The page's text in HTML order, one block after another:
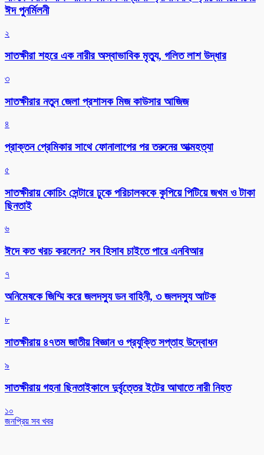
ঈদ পুনর্মিলনী
২
সাতক্ষীরা শহরে এক নারীর অস্বাভাবিক মৃত্যু, গলিত লাশ উদ্ধার
৩
সাতক্ষীরার নতুন জেলা প্রশাসক মিজ কাউসার আজিজ
৪
প্রাক্তন প্রেমিকার সাথে ফোনালাপের পর তরুনের আত্মহত্যা
৫
সাতক্ষীরায় কোচিং সেন্টারে ঢুকে পরিচালককে কুপিয়ে পিটিয়ে জখম ও টাকা
ছিনতাই
৬
ঈদে কত খরচ করলেন? সব হিসাব চাইতে পারে এনবিআর
৭
অনিমেষকে জিম্মি করে জলদস্যু ডন বাহিনী, ৩ জলদস্যু আটক
৮
সাতক্ষীরায় ৪৭তম জাতীয় বিজ্ঞান ও প্রযুক্তি সপ্তাহ উদ্বোধন
৯
সাতক্ষীরায় গহনা ছিনতাইকালে দুর্বৃত্তের ইটের আঘাতে নারী নিহত
১০
জনপ্রিয় সব খবর